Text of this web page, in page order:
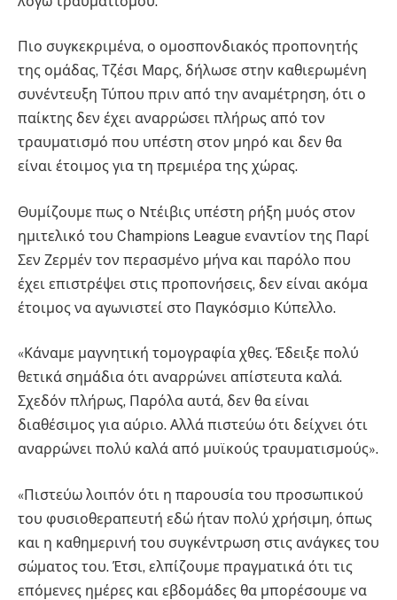
Πιο συγκεκριμένα, ο ομοσπονδιακός προπονητής
της ομάδας, Τζέσι Μαρς, δήλωσε στην καθιερωμένη
συνέντευξη Τύπου πριν από την αναμέτρηση, ότι ο
παίκτης δεν έχει αναρρώσει πλήρως από τον
τραυματισμό που υπέστη στον μηρό και δεν θα
είναι έτοιμος για τη πρεμιέρα της χώρας.
Θυμίζουμε πως ο Ντέιβις υπέστη ρήξη μυός στον
ημιτελικό του Champions League εναντίον της Παρί
Σεν Ζερμέν τον περασμένο μήνα και παρόλο που
έχει επιστρέψει στις προπονήσεις, δεν είναι ακόμα
έτοιμος να αγωνιστεί στο Παγκόσμιο Κύπελλο.
«Κάναμε μαγνητική τομογραφία χθες. Έδειξε πολύ
θετικά σημάδια ότι αναρρώνει απίστευτα καλά.
Σχεδόν πλήρως, Παρόλα αυτά, δεν θα είναι
διαθέσιμος για αύριο. Αλλά πιστεύω ότι δείχνει ότι
αναρρώνει πολύ καλά από μυϊκούς τραυματισμούς».
«Πιστεύω λοιπόν ότι η παρουσία του προσωπικού
του φυσιοθεραπευτή εδώ ήταν πολύ χρήσιμη, όπως
και η καθημερινή του συγκέντρωση στις ανάγκες του
σώματος του. Έτσι, ελπίζουμε πραγματικά ότι τις
επόμενες ημέρες και εβδομάδες θα μπορέσουμε να